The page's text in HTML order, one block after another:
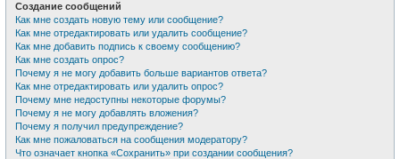
Создание сообщений
Как мне создать новую тему или сообщение?
Как мне отредактировать или удалить сообщение?
Как мне добавить подпись к своему сообщению?
Как мне создать опрос?
Почему я не могу добавить больше вариантов ответа?
Как мне отредактировать или удалить опрос?
Почему мне недоступны некоторые форумы?
Почему я не могу добавлять вложения?
Почему я получил предупреждение?
Как мне пожаловаться на сообщения модератору?
Что означает кнопка «Сохранить» при создании сообщения?